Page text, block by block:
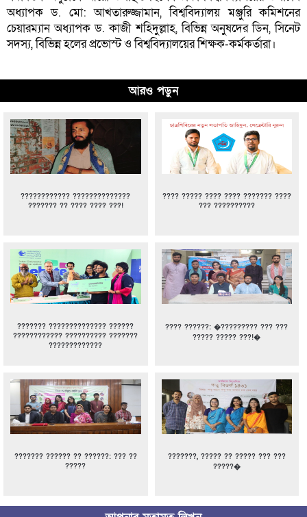
অধ্যাপক ড. মো: আখতারুজ্জামান, বিশ্ববিদ্যালয় মঞ্জুরি কমিশনের
চেয়ারম্যান অধ্যাপক ড. কাজী শহিদুল্লাহ, বিভিন্ন অনুষদের ডিন, সিনেট
সদস্য, বিভিন্ন হলের প্রভোস্ট ও বিশ্ববিদ্যালয়ের শিক্ষক-কর্মকর্তারা।
আরও পড়ুন
???????????? ??????????????
??????? ?? ???? ???? ???!
???? ????? ???? ???? ??????? ????
??? ??????????
??????? ?????????????? ??????
???????????? ?????????? ???????
?????????????
???? ??????: �????????? ??? ???
????? ????? ???!�
??????? ?????? ?? ??????: ??? ??
?????
???????, ????? ?? ????? ??? ???
?????�